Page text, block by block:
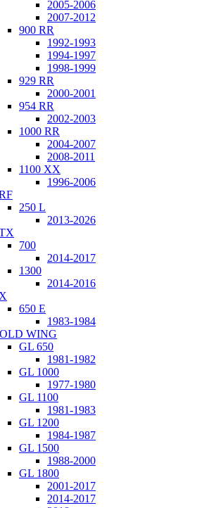
2005-2006
2007-2012
900 RR
1992-1993
1994-1997
1998-1999
929 RR
2000-2001
954 RR
2002-2003
1000 RR
2004-2007
2008-2011
1100 XX
1996-2006
250 L
2013-2026
700
2014-2017
1300
2014-2016
650 E
1983-1984
WING
GL 650
1981-1982
GL 1000
1977-1980
GL 1100
1981-1983
GL 1200
1984-1987
GL 1500
1988-2000
GL 1800
2001-2017
2014-2017